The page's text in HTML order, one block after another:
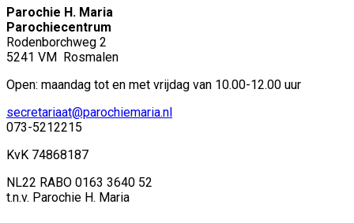
Parochie H. Maria
Parochiecentrum
Rodenborchweg 2
5241 VM Rosmalen
Open: maandag tot en met vrijdag van 10.00-12.00 uur
secretariaat@parochiemaria.nl
073-5212215
KvK 74868187
NL22 RABO 0163 3640 52
t.n.v. Parochie H. Maria